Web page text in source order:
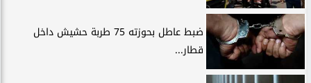
ضبط عاطل بحوزته 75 طربة حشيش داخل
قطار...